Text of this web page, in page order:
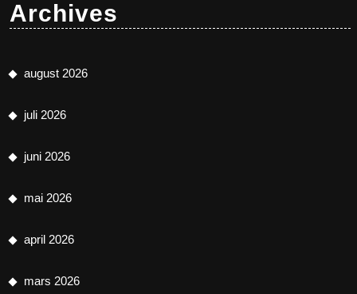
Archives
august 2026
juli 2026
juni 2026
mai 2026
april 2026
mars 2026